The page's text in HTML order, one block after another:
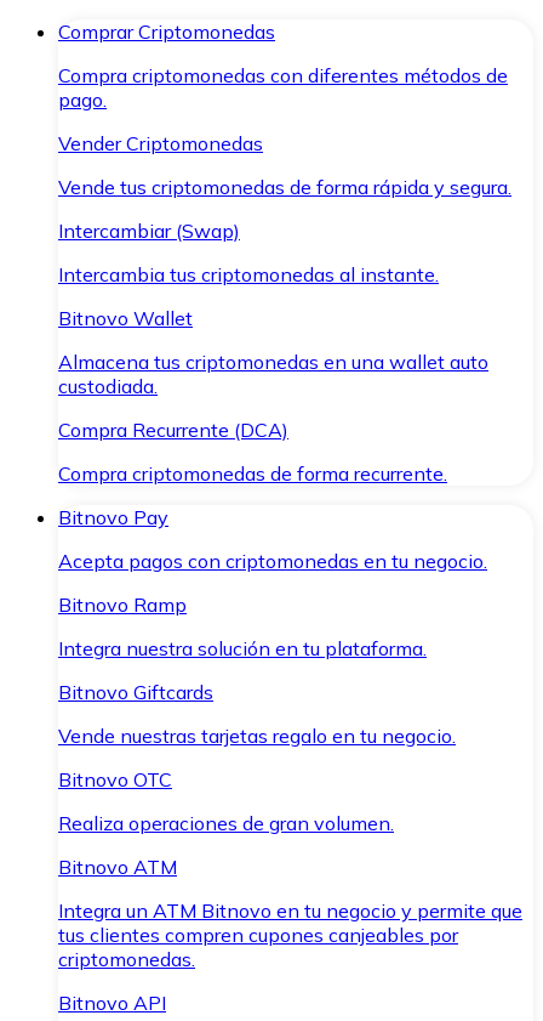
Comprar Criptomonedas
Compra criptomonedas con diferentes métodos de
pago.
Vender Criptomonedas
Vende tus criptomonedas de forma rápida y segura.
Intercambiar (Swap)
Intercambia tus criptomonedas al instante.
Bitnovo Wallet
Almacena tus criptomonedas en una wallet auto
custodiada.
Compra Recurrente (DCA)
Compra criptomonedas de forma recurrente.
Bitnovo Pay
Acepta pagos con criptomonedas en tu negocio.
Bitnovo Ramp
Integra nuestra solución en tu plataforma.
Bitnovo Giftcards
Vende nuestras tarjetas regalo en tu negocio.
Bitnovo OTC
Realiza operaciones de gran volumen.
Bitnovo ATM
Integra un ATM Bitnovo en tu negocio y permite que
tus clientes compren cupones canjeables por
criptomonedas.
Bitnovo API